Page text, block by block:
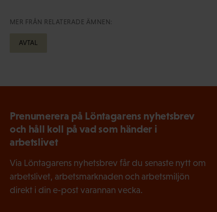
MER FRÅN RELATERADE ÄMNEN:
AVTAL
Prenumerera på Löntagarens nyhetsbrev
och håll koll på vad som händer i
arbetslivet
Via Löntagarens nyhetsbrev får du senaste nytt om
arbetslivet, arbetsmarknaden och arbetsmiljön
direkt i din e-post varannan vecka.